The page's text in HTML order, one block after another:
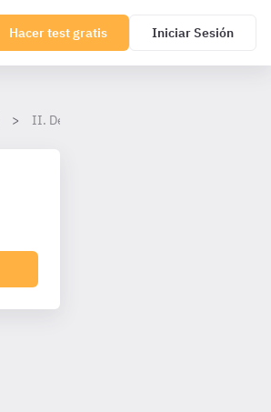
Hacer test gratis Iniciar Sesión
II. De las Fuerzas y Cuerpos de